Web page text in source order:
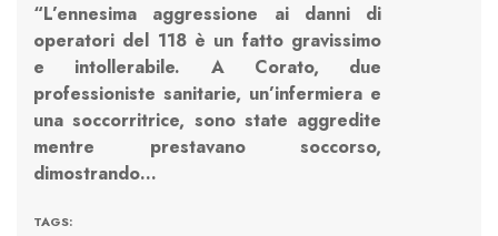
“L’ennesima aggressione ai danni di
operatori del 118 è un fatto gravissimo
e intollerabile. A Corato, due
professioniste sanitarie, un’infermiera e
una soccorritrice, sono state aggredite
mentre prestavano soccorso,
dimostrando…
TAGS: